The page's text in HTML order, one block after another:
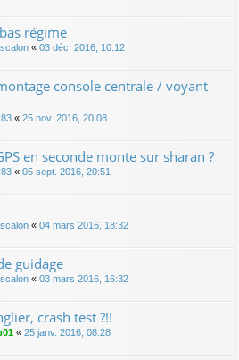
régime
« 03 déc. 2016, 10:12
console centrale / voyant
« 25 nov. 2016, 20:08
en seconde monte sur sharan ?
« 05 sept. 2016, 20:51
« 04 mars 2016, 18:32
guidage
« 03 mars 2016, 16:32
crash test ?!!
« 25 janv. 2016, 08:28